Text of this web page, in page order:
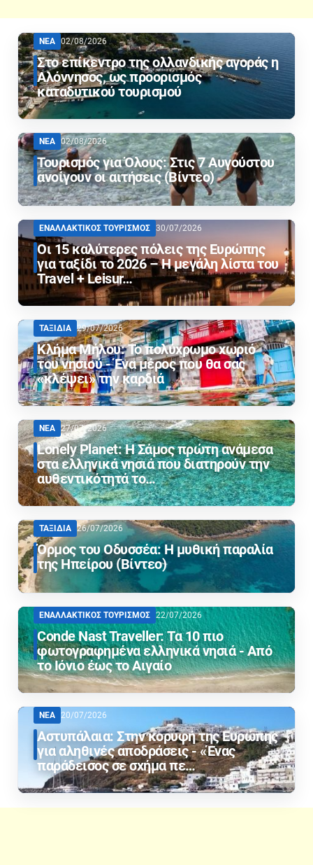
ΝΕΑ 02/08/2026
Στο επίκεντρο της ολλανδικής αγοράς η
Αλόννησος, ως προορισμός
καταδυτικού τουρισμού
ΝΕΑ 02/08/2026
Τουρισμός για Όλους: Στις 7 Αυγούστου
ανοίγουν οι αιτήσεις (Βίντεο)
ΕΝΑΛΛΑΚΤΙΚΟΣ ΤΟΥΡΙΣΜΟΣ 30/07/2026
Οι 15 καλύτερες πόλεις της Ευρώπης
για ταξίδι το 2026 – Η μεγάλη λίστα του
Travel + Leisur…
ΤΑΞΙΔΙΑ 29/07/2026
Κλήμα Μήλου: Το πολύχρωμο χωριό
του νησιού - Ένα μέρος που θα σας
«κλέψει» την καρδιά
ΝΕΑ 27/07/2026
Lonely Planet: Η Σάμος πρώτη ανάμεσα
στα ελληνικά νησιά που διατηρούν την
αυθεντικότητά το…
ΤΑΞΙΔΙΑ 26/07/2026
Όρμος του Οδυσσέα: Η μυθική παραλία
της Ηπείρου (Βίντεο)
ΕΝΑΛΛΑΚΤΙΚΟΣ ΤΟΥΡΙΣΜΟΣ 22/07/2026
Conde Nast Traveller: Τα 10 πιο
φωτογραφημένα ελληνικά νησιά - Από
το Ιόνιο έως το Αιγαίο
ΝΕΑ 20/07/2026
Αστυπάλαια: Στην κορυφή της Ευρώπης
για αληθινές αποδράσεις - «Ένας
παράδεισος σε σχήμα πε…